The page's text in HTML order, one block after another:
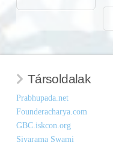
Társoldalak
Prabhupada.net
Founderacharya.com
GBC.iskcon.org
Sivarama Swami